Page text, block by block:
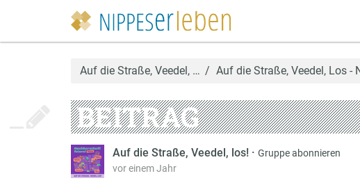
Auf die Straße, Veedel, … Auf die Straße, Veedel, Los -
BEITRAG
Auf die Straße, Veedel, los! · Gruppe abonnieren
vor einem Jahr